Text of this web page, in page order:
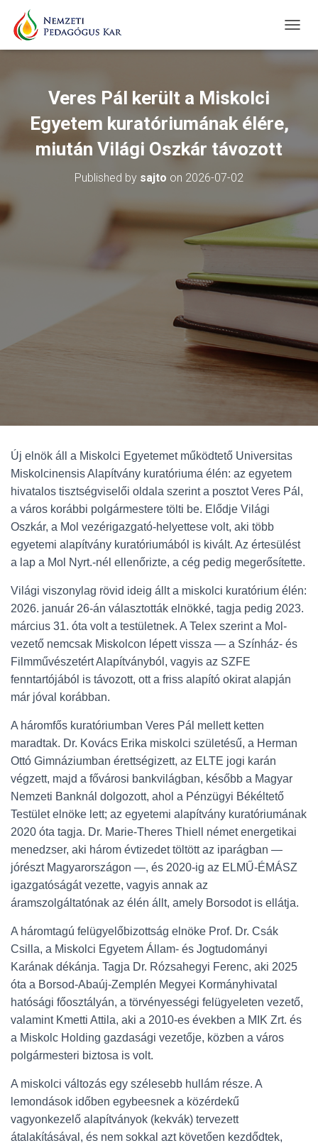
O
I
N
Veres Pál került a Miskolci
Egyetem kuratóriumának élére,
miután Világi Oszkár távozott
Published by sajto on 2026-07-02
Új elnök áll a Miskolci Egyetemet működtető Universitas
Miskolcinensis Alapítvány kuratóriuma élén: az egyetem
hivatalos tisztségviselői oldala szerint a posztot Veres Pál,
a város korábbi polgármestere tölti be. Elődje Világi
Oszkár, a Mol vezérigazgató-helyettese volt, aki több
egyetemi alapítvány kuratóriumából is kivált. Az értesülést
a lap a Mol Nyrt.-nél ellenőrizte, a cég pedig megerősítette.
Világi viszonylag rövid ideig állt a miskolci kuratórium élén:
2026. január 26-án választották elnökké, tagja pedig 2023.
március 31. óta volt a testületnek. A Telex szerint a Mol-
vezető nemcsak Miskolcon lépett vissza — a Színház- és
Filmművészetért Alapítványból, vagyis az SZFE
fenntartójából is távozott, ott a friss alapító okirat alapján
már jóval korábban.
A háromfős kuratóriumban Veres Pál mellett ketten
maradtak. Dr. Kovács Erika miskolci születésű, a Herman
Ottó Gimnáziumban érettségizett, az ELTE jogi karán
végzett, majd a fővárosi bankvilágban, később a Magyar
Nemzeti Banknál dolgozott, ahol a Pénzügyi Békéltető
Testület elnöke lett; az egyetemi alapítvány kuratóriumának
2020 óta tagja. Dr. Marie-Theres Thiell német energetikai
menedzser, aki három évtizedet töltött az iparágban —
jórészt Magyarországon —, és 2020-ig az ELMŰ-ÉMÁSZ
igazgatóságát vezette, vagyis annak az
áramszolgáltatónak az élén állt, amely Borsodot is ellátja.
A háromtagú felügyelőbizottság elnöke Prof. Dr. Csák
Csilla, a Miskolci Egyetem Állam- és Jogtudományi
Karának dékánja. Tagja Dr. Rózsahegyi Ferenc, aki 2025
óta a Borsod-Abaúj-Zemplén Megyei Kormányhivatal
hatósági főosztályán, a törvényességi felügyeleten vezető,
valamint Kmetti Attila, aki a 2010-es években a MIK Zrt. és
a Miskolc Holding gazdasági vezetője, közben a város
polgármesteri biztosa is volt.
A miskolci változás egy szélesebb hullám része. A
lemondások időben egybeesnek a közérdekű
vagyonkezelő alapítványok (kekvák) tervezett
átalakításával, és nem sokkal azt követően kezdődtek,